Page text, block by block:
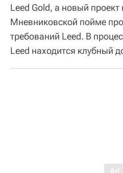
Leed Gold, а новый
Мневниковской пойме
требований Leed. В
Leed находится клубный